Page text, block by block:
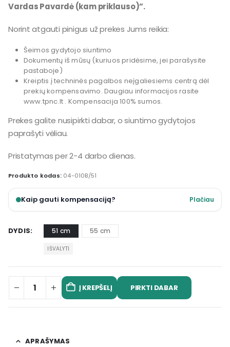
Vardas Pavardė (kam priklauso)”.
Norint atgauti pinigus už prekes Jums reikia:
Šeimos gydytojo siuntimo
Dokumentų iš mūsų (kuriuos pridėsime, jei parašysite
pastaboje)
Kreiptis į techninės pagalbos neįgaliesiems centrą dėl
prekių kompensavimo. Daugiau informacijos rasite
www.tpnc.lt . Kompensacija 100% sumos.
Prekes galite nusipirkti dabar, o siuntimo gydytojos
paprašyti vėliau.
Pristatymas per 2-4 darbo dienas.
Produkto kodas: 04-010B/51
Kaip gauti kompensaciją? Plačiau
DYDIS 51 cm 55 cm
IŠVALYTI
Į KREPŠELĮ PIRKTI DABAR
APRAŠYMAS